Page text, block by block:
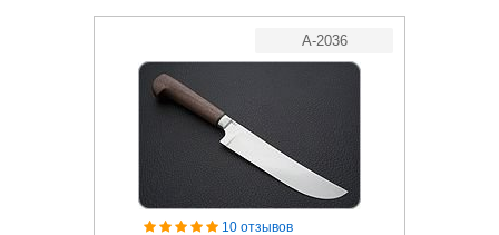
A-2036
10 отзывов